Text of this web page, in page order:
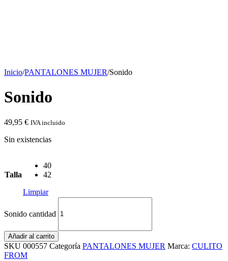
Inicio/PANTALONES MUJER/Sonido
Sonido
49,95 € IVA incluido
Sin existencias
Talla
40
42
Limpiar
Sonido cantidad
Añadir al carrito
SKU 000557 Categoría PANTALONES MUJER Marca: CULITO
FROM